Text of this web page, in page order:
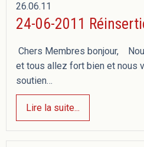
26.06.11
24-06-2011
Chers Membres bonjour,
et tous allez fort bien et nous
soutien…
Lire la suite...